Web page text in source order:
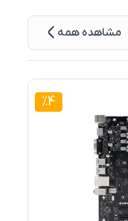
مشاهده همه
4
%